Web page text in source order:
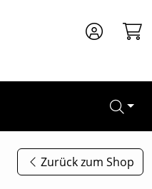
Zurück zum Shop